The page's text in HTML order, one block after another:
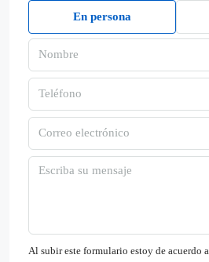
En persona
Al subir este formulario estoy de acuerdo a